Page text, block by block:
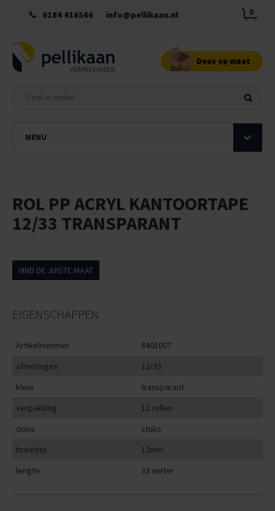
0184 416566 info@pellikaan.nl 0
Doos op maat
MENU
ROL PP ACRYL KANTOORTAPE
12/33 TRANSPARANT
VIND DE JUISTE MAAT
EIGENSCHAPPEN
Artikelnummer
8401007
afmetingen
12/33
kleur
transparant
verpakking
12 rollen
doos
stuks
breedte
12mm
lengte
33 meter